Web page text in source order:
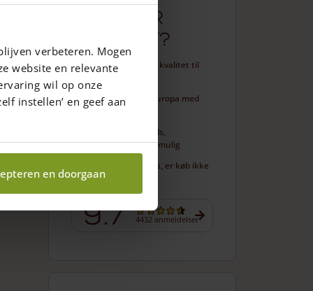
verbeteren. Mogen
website en relevante
wil op onze
instellen’ en geef aan
en doorgaan
Hvorfor
Adéquat?
Vi leverer bedste kvalitet til
Levering i hele Europa med
Egen arbejdsplads,
skræddersyning mulig
Er du ikke tilfreds, er køb ikke
forpligtet
9.7 4432 anmeldelser